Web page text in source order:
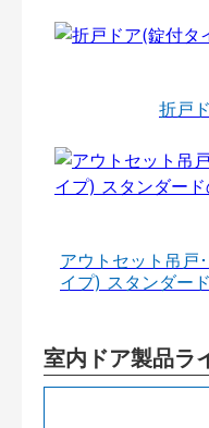
折戸
アウトセット吊戸
イプ) スタンダード
室内ドア製品ラ